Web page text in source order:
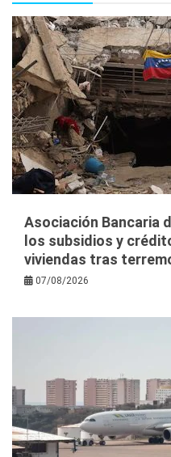
Asociación Bancaria
los subsidios y
viviendas tras
07/08/2026